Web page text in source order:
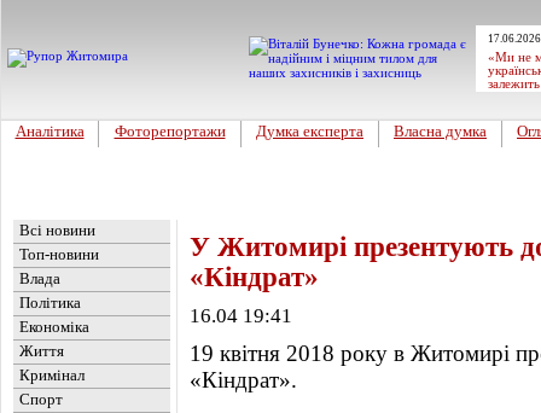
«Ми не
Аналітика Фоторепортажи Думка експерта Власна думка
Всі новини
Топ-новини
Влада
Політика
Економіка
Життя
Кримінал
Спорт
У Житомирі презентують
«Кіндрат»
16.04 19:41
19 квітня 2018 року в Житомирі
«Кіндрат».